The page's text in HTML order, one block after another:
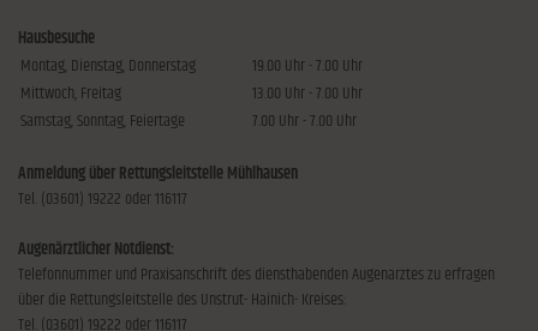
Hausbesuche
Montag, Dienstag, Donnerstag
19.00 Uhr - 7.00 Uhr
Mittwoch, Freitag
13.00 Uhr - 7.00 Uhr
Samstag, Sonntag, Feiertage
7.00 Uhr - 7.00 Uhr
Anmeldung über Rettungsleitstelle Mühlhausen
Tel. (03601) 19222 oder 116117
Augenärztlicher Notdienst:
Telefonnummer und Praxisanschrift des diensthabenden Augenarztes zu erfragen
über die Rettungsleitstelle des Unstrut- Hainich- Kreises:
Tel. (03601) 19222 oder 116117